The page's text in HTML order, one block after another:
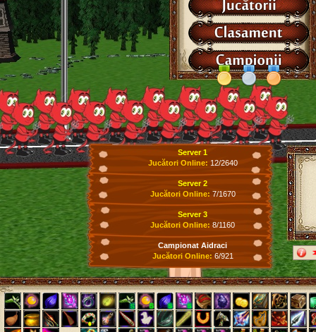
Server 1
Jucători Online: 12/2640
Server 2
Jucători Online: 7/1670
Server 3
Jucători Online: 8/1160
Campionat Aidraci
Jucători Online: 6/921